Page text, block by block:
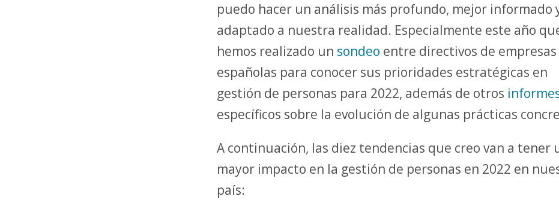
puedo hacer un análisis más profundo, mejor informado
adaptado a nuestra realidad. Especialmente este año
hemos realizado un sondeo entre directivos de empresas
españolas para conocer sus prioridades estratégicas en
gestión de personas para 2022, además de otros
específicos sobre la evolución de algunas prácticas
A continuación, las diez tendencias que creo van a tener
mayor impacto en la gestión de personas en 2022 en
país: